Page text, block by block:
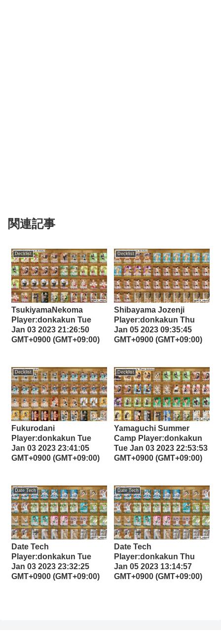
関連記事
Decklist
TsukiyamaNekoma
Player:donkakun Tue
Jan 03 2023 21:26:50
GMT+0900 (GMT+09:00)
Decklist
Shibayama Jozenji
Player:donkakun Thu
Jan 05 2023 09:35:45
GMT+0900 (GMT+09:00)
Decklist
Fukurodani
Player:donkakun Tue
Jan 03 2023 23:41:05
GMT+0900 (GMT+09:00)
Decklist
Yamaguchi Summer
Camp Player:donkakun
Tue Jan 03 2023 22:53:53
GMT+0900 (GMT+09:00)
Date Tech
Date Tech
Player:donkakun Tue
Jan 03 2023 23:32:25
GMT+0900 (GMT+09:00)
Date Tech
Date Tech
Player:donkakun Thu
Jan 05 2023 13:14:57
GMT+0900 (GMT+09:00)